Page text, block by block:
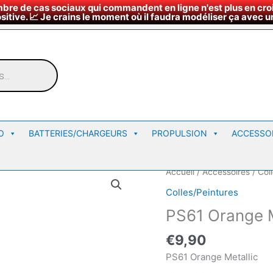
de cas sociaux qui commandent en ligne n'est plus en
📈 Je crains le moment où il faudra modéliser ça avec
¤Horaires du magasin ∇ Nous rendre
BATTERIES/CHARGEURS PROPULSION
Accueil/Accessoires/
Colles/Peintures
PS61 Orange
€9,90
PS61 Orange Metallic